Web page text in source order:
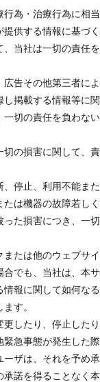
為・治療行為に相当
供する情報に基づく
当社は一切の責任を
告その他第三者によ
し掲載する情報等に関
一切の責任を負わない
切の損害に関して、責
、停止、利用不能また
は機器の故障若しく
た損害につき、一切
たは他のウェブサイ
合でも、当社は、本サ
報に関して如何なる
す。
したり、停止したり
急事態が発生した際
ザは、それを予め承
諾を得ることなく本